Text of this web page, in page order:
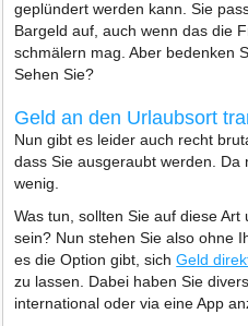
geplündert werden kann. Sie
Bargeld auf, auch wenn das die
schmälern mag. Aber bedenken
Sehen Sie?
Geld an den Urlaubsort
Nun gibt es leider auch recht
dass Sie ausgeraubt werden.
wenig.
Was tun, sollten Sie auf diese
sein? Nun stehen Sie also ohne
es die Option gibt, sichGeld
zu lassen. Dabei haben Sie
international oder via eine App